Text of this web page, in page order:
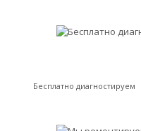
Бесплатно диагностируем